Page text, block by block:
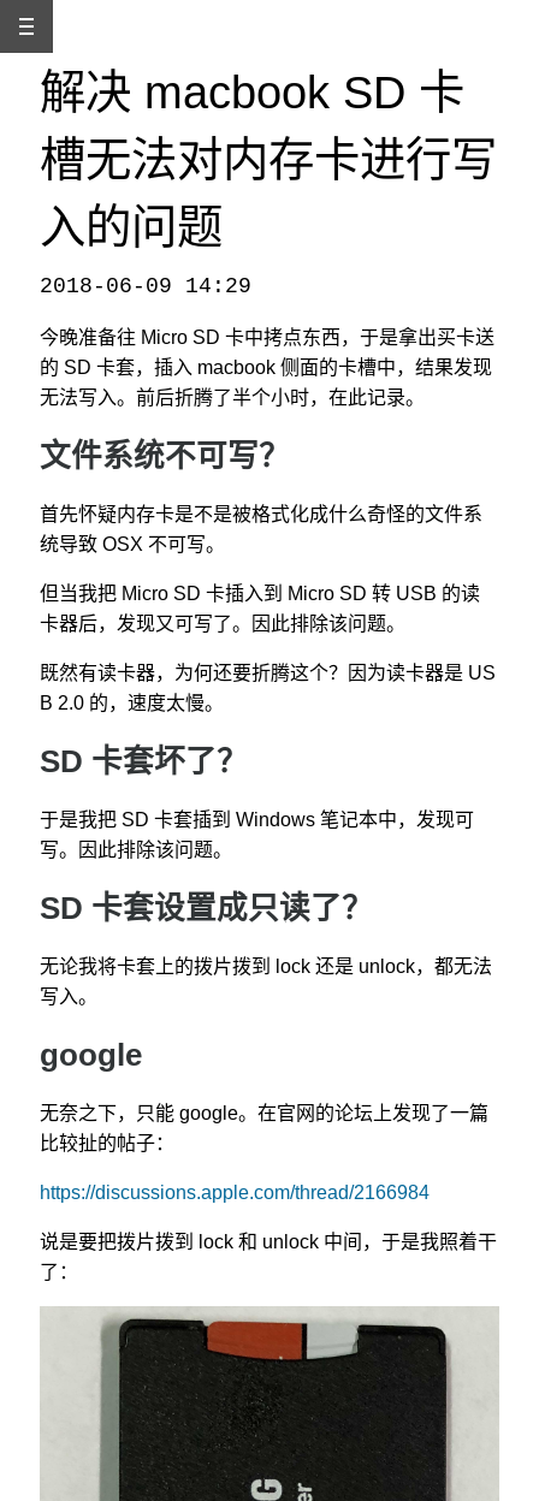
解决 macbook SD 卡
槽无法对内存卡进行写
入的问题
2018-06-09 14:29
今晚准备往 Micro SD 卡中拷点东西，于是拿出买卡送
的 SD 卡套，插入 macbook 侧面的卡槽中，结果发现
无法写入。前后折腾了半个小时，在此记录。
文件系统不可写？
首先怀疑内存卡是不是被格式化成什么奇怪的文件系
统导致 OSX 不可写。
但当我把 Micro SD 卡插入到 Micro SD 转 USB 的读
卡器后，发现又可写了。因此排除该问题。
既然有读卡器，为何还要折腾这个？因为读卡器是 US
B 2.0 的，速度太慢。
SD 卡套坏了？
于是我把 SD 卡套插到 Windows 笔记本中，发现可
写。因此排除该问题。
SD 卡套设置成只读了？
无论我将卡套上的拨片拨到 lock 还是 unlock，都无法
写入。
google
无奈之下，只能 google。在官网的论坛上发现了一篇
比较扯的帖子：
https://discussions.apple.com/thread/2166984
说是要把拨片拨到 lock 和 unlock 中间，于是我照着干
了：